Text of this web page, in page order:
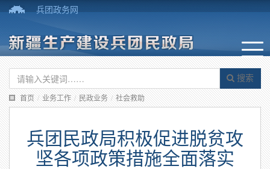
兵团政务网
搜索
首页 / 业务工作 / 民政业务 / 社会救助
兵团民政局积极促进脱贫攻
坚各项政策措施全面落实